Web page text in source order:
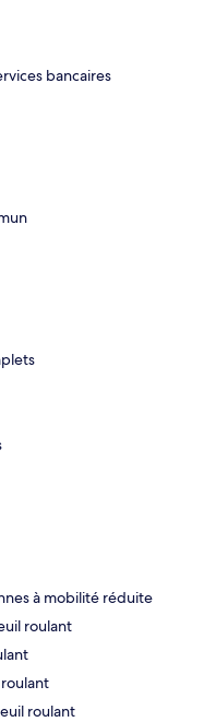
bancaires
à mobilité réduite
roulant
roulant